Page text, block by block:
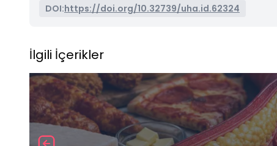
DOI:https://doi.org/10.32739/uha.id.62324
İlgili İçerikler